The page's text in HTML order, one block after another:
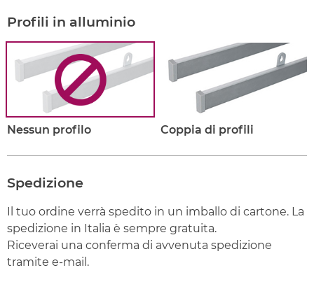
Profili in alluminio
Nessun profilo Coppia di profili
Spedizione
Il tuo ordine verrà spedito in un imballo di cartone. La
spedizione in Italia è sempre gratuita.
Riceverai una conferma di avvenuta spedizione
tramite e-mail.